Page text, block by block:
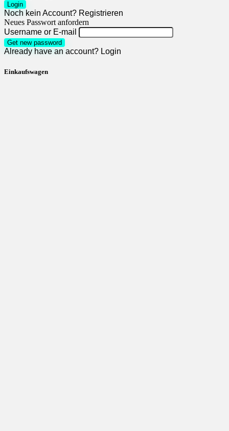
Login
Noch kein Account? Registrieren
Neues Passwort anfordern
Username or E-mail
Get new password
Already have an account? Login
Einkaufswagen